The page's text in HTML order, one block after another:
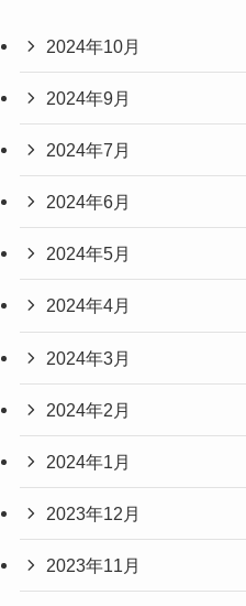
2024年10月
2024年9月
2024年7月
2024年6月
2024年5月
2024年4月
2024年3月
2024年2月
2024年1月
2023年12月
2023年11月